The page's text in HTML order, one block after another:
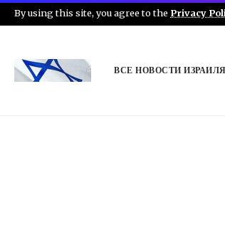
By using this site, you agree to the Privacy
ВСЕ НОВОСТИ